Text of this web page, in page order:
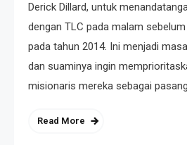
Derick Dillard, untuk
dengan TLC pada malam
pada tahun 2014. Ini menjadi
dan suaminya ingin
misionaris mereka sebagai
Read More